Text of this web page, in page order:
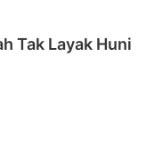
Tak Layak Huni